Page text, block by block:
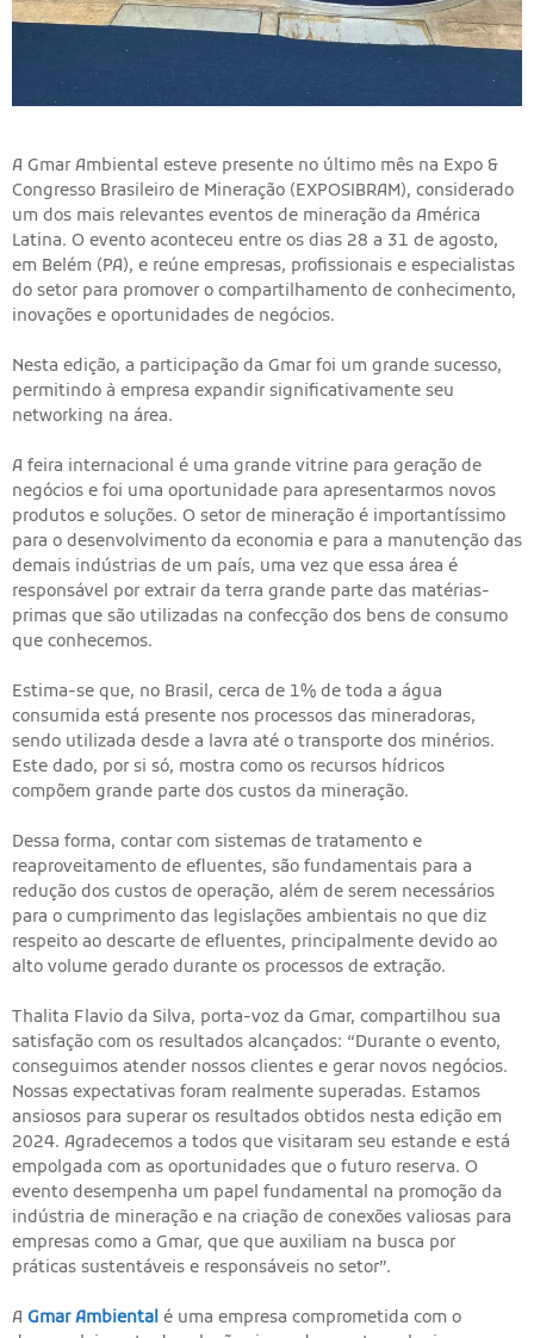
A Gmar Ambiental esteve presente no último mês na Expo &
Congresso Brasileiro de Mineração (EXPOSIBRAM), considerado
um dos mais relevantes eventos de mineração da América
Latina. O evento aconteceu entre os dias 28 a 31 de agosto,
em Belém (PA), e reúne empresas, profissionais e especialistas
do setor para promover o compartilhamento de conhecimento,
inovações e oportunidades de negócios.
Nesta edição, a participação da Gmar foi um grande sucesso,
permitindo à empresa expandir significativamente seu
networking na área.
A feira internacional é uma grande vitrine para geração de
negócios e foi uma oportunidade para apresentarmos novos
produtos e soluções. O setor de mineração é importantíssimo
para o desenvolvimento da economia e para a manutenção das
demais indústrias de um país, uma vez que essa área é
responsável por extrair da terra grande parte das matérias-
primas que são utilizadas na confecção dos bens de consumo
que conhecemos.
Estima-se que, no Brasil, cerca de 1% de toda a água
consumida está presente nos processos das mineradoras,
sendo utilizada desde a lavra até o transporte dos minérios.
Este dado, por si só, mostra como os recursos hídricos
compõem grande parte dos custos da mineração.
Dessa forma, contar com sistemas de tratamento e
reaproveitamento de efluentes, são fundamentais para a
redução dos custos de operação, além de serem necessários
para o cumprimento das legislações ambientais no que diz
respeito ao descarte de efluentes, principalmente devido ao
alto volume gerado durante os processos de extração.
Thalita Flavio da Silva, porta-voz da Gmar, compartilhou sua
satisfação com os resultados alcançados: “Durante o evento,
conseguimos atender nossos clientes e gerar novos negócios.
Nossas expectativas foram realmente superadas. Estamos
ansiosos para superar os resultados obtidos nesta edição em
2024. Agradecemos a todos que visitaram seu estande e está
empolgada com as oportunidades que o futuro reserva. O
evento desempenha um papel fundamental na promoção da
indústria de mineração e na criação de conexões valiosas para
empresas como a Gmar, que que auxiliam na busca por
práticas sustentáveis e responsáveis no setor”.
A Gmar Ambiental é uma empresa comprometida com o